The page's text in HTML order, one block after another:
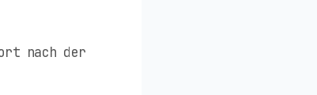
nach der